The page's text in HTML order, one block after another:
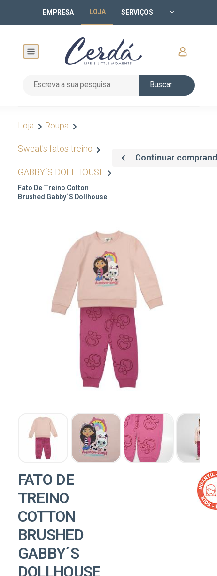
EMPRESA LOJA SERVIÇOS
Buscar
Loja Roupa
Sweat's fatos treino
GABBY´S DOLLHOUSE
Fato De Treino Cotton
Brushed Gabby´s Dollhouse
Continuar
FATO DE
TREINO
COTTON
BRUSHED
GABBY´S
DOLLHOUSE